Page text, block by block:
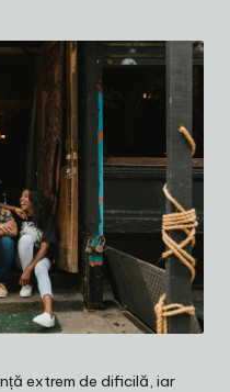
extrem de dificilă, iar